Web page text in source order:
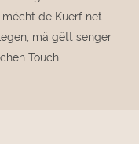
de Kuerf net
mä gëtt senger
Touch.